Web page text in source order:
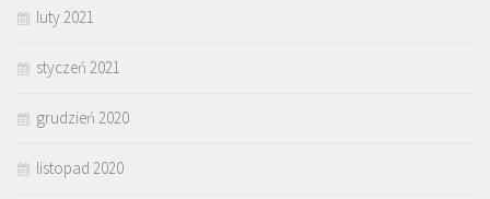
luty 2021
styczeń 2021
grudzień 2020
listopad 2020